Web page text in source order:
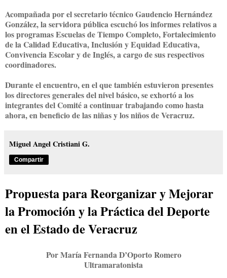
Acompañada por el secretario técnico Gaudencio Hernández
González, la servidora pública escuchó los informes relativos a
los programas Escuelas de Tiempo Completo, Fortalecimiento
de la Calidad Educativa, Inclusión y Equidad Educativa,
Convivencia Escolar y de Inglés, a cargo de sus respectivos
coordinadores.
Durante el encuentro, en el que también estuvieron presentes
los directores generales del nivel básico, se exhortó a los
integrantes del Comité a continuar trabajando como hasta
ahora, en beneficio de las niñas y los niños de Veracruz.
Miguel Angel Cristiani G.
Compartir
Propuesta para Reorganizar y Mejorar
la Promoción y la Práctica del Deporte
en el Estado de Veracruz
Por María Fernanda D’Oporto Romero
Ultramaratonista